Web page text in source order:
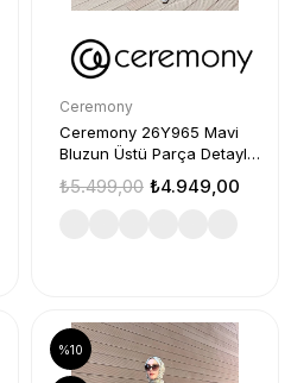
Ceremony
Ceremony 26Y965 Mavi
Bluzun Üstü Parça Detaylı
₺4.949,00
₺5.499,00
%10